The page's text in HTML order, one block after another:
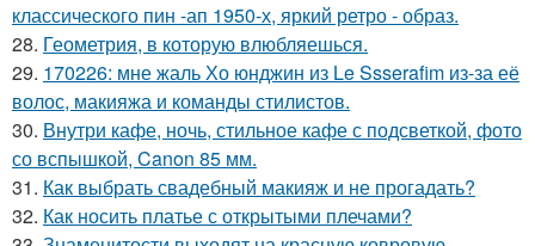
классического пин -ап 1950-х, яркий ретро - образ.
28. Геометрия, в которую влюбляешься.
29. 170226: мне жаль Хо юнджин из Le Ssserafim из-за её
волос, макияжа и команды стилистов.
30. Внутри кафе, ночь, стильное кафе с подсветкой, фото
со вспышкой, Canon 85 мм.
31. Как выбрать свадебный макияж и не прогадать?
32. Как носить платье с открытыми плечами?